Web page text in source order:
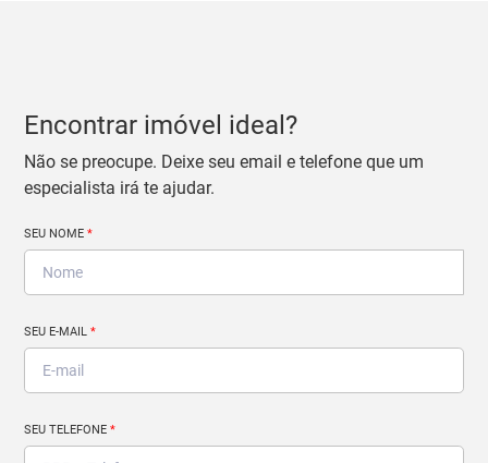
Encontrar imóvel ideal?
Não se preocupe. Deixe seu email e telefone que um
especialista irá te ajudar.
SEU NOME*
SEU E-MAIL*
SEU TELEFONE*